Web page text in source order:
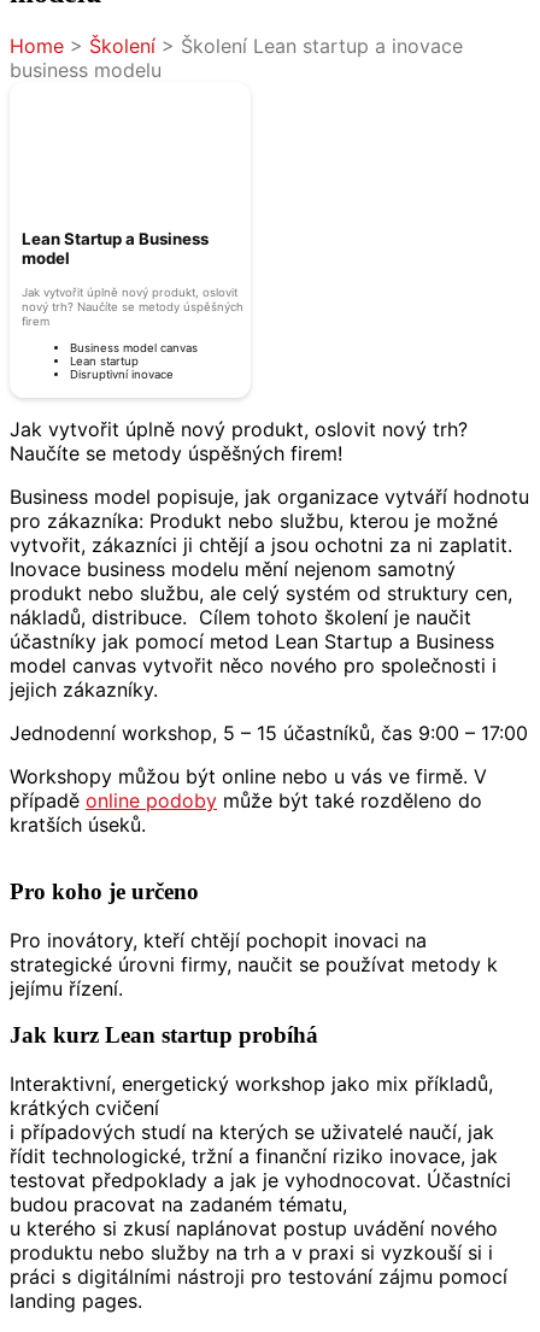
Home > Školení > Školení Lean startup a inovace
business modelu
Lean Startup a Business
model
Jak vytvořit úplně nový produkt, oslovit
nový trh? Naučíte se metody úspěšných
firem
Business model canvas
Lean startup
Disruptivní inovace
Jak vytvořit úplně nový produkt, oslovit nový trh?
Naučíte se metody úspěšných firem!
Business model popisuje, jak organizace vytváří hodnotu
pro zákazníka: Produkt nebo službu, kterou je možné
vytvořit, zákazníci ji chtějí a jsou ochotni za ni zaplatit.
Inovace business modelu mění nejenom samotný
produkt nebo službu, ale celý systém od struktury cen,
nákladů, distribuce. Cílem tohoto školení je naučit
účastníky jak pomocí metod Lean Startup a Business
model canvas vytvořit něco nového pro společnosti i
jejich zákazníky.
Jednodenní workshop, 5 – 15 účastníků, čas 9:00 – 17:00
Workshopy můžou být online nebo u vás ve firmě. V
případě online podoby může být také rozděleno do
kratších úseků.
Pro koho je určeno
Pro inovátory, kteří chtějí pochopit inovaci na
strategické úrovni firmy, naučit se používat metody k
jejímu řízení.
Jak kurz Lean startup probíhá
Interaktivní, energetický workshop jako mix příkladů,
krátkých cvičení
i případových studí na kterých se uživatelé naučí, jak
řídit technologické, tržní a finanční riziko inovace, jak
testovat předpoklady a jak je vyhodnocovat. Účastníci
budou pracovat na zadaném tématu,
u kterého si zkusí naplánovat postup uvádění nového
produktu nebo služby na trh a v praxi si vyzkouší si i
práci s digitálními nástroji pro testování zájmu pomocí
landing pages.